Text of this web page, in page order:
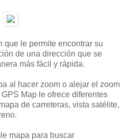
que le permite encontrar su
de una dirección que se
más fácil y rápida.
al hacer zoom o alejar el zoom
Map le ofrece diferentes
de carreteras, vista satélite,
mapa para buscar